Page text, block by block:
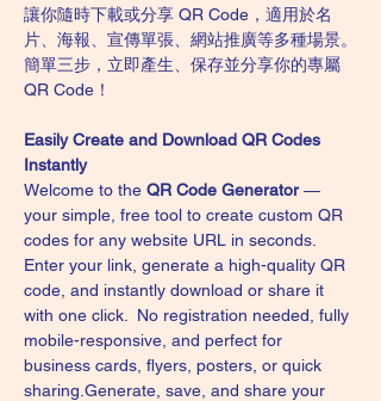
讓你隨時下載或分享 QR Code，適用於名
片、海報、宣傳單張、網站推廣等多種場景。
簡單三步，立即產生、保存並分享你的專屬
QR Code！
Easily Create and Download QR Codes
Instantly
Welcome to the QR Code Generator —
your simple, free tool to create custom QR
codes for any website URL in seconds.
Enter your link, generate a high-quality QR
code, and instantly download or share it
with one click.  No registration needed, fully
mobile-responsive, and perfect for
business cards, flyers, posters, or quick
sharing.Generate, save, and share your